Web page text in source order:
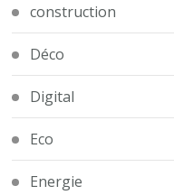
construction
Déco
Digital
Eco
Energie